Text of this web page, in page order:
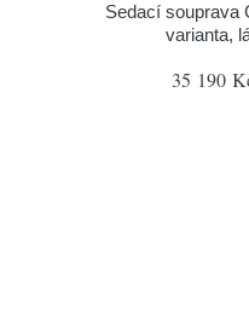
Sedací souprava
varianta,
35 190